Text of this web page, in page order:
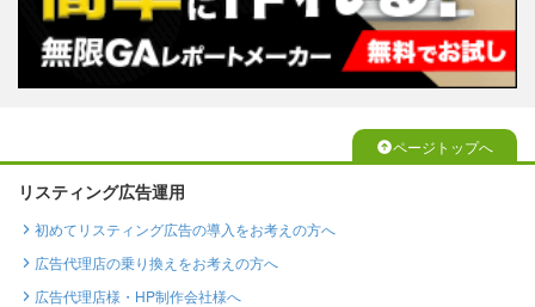
ページトップへ
リスティング広告運用
初めてリスティング広告の導入をお考えの方へ
広告代理店の乗り換えをお考えの方へ
広告代理店様・HP制作会社様へ